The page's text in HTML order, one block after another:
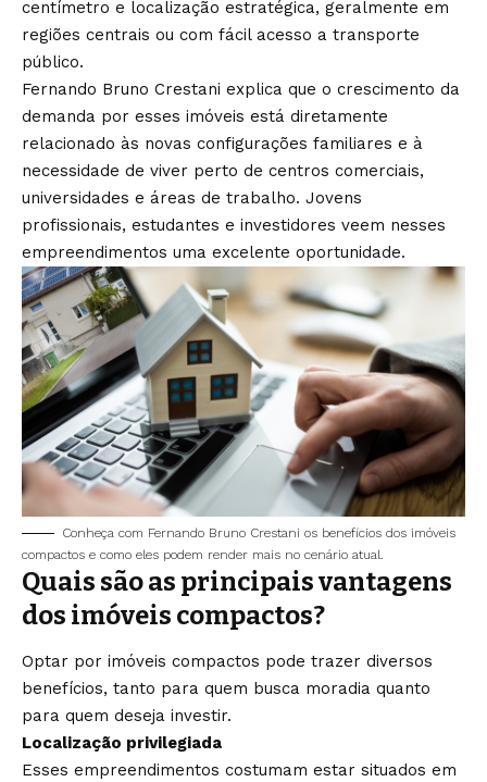
centímetro e localização estratégica, geralmente em
regiões centrais ou com fácil acesso a transporte
público.
Fernando Bruno Crestani explica que o crescimento da
demanda por esses imóveis está diretamente
relacionado às novas configurações familiares e à
necessidade de viver perto de centros comerciais,
universidades e áreas de trabalho. Jovens
profissionais, estudantes e investidores veem nesses
empreendimentos uma excelente oportunidade.
Conheça com Fernando Bruno Crestani os benefícios dos imóveis
compactos e como eles podem render mais no cenário atual.
Quais são as principais vantagens
dos imóveis compactos?
Optar por imóveis compactos pode trazer diversos
benefícios, tanto para quem busca moradia quanto
para quem deseja investir.
Localização privilegiada
Esses empreendimentos costumam estar situados em